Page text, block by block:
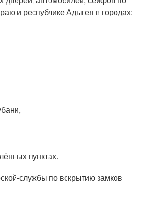
и республике Адыгея в городах:
пунктах.
службы по вскрытию замков